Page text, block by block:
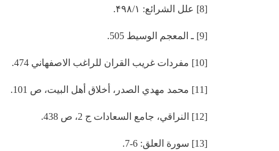
[8] علل الشرائع: ۴۹۸/۱.
[9] ـ المعجم الوسيط 505.
[10] مفردات غريب القران للراغب الاصفهاني 474.
[11] محمد مهدي الصدر، أخلاق أهل البيت، ص 101.
[12] النراقي، جامع السعادات ج 2، ص 438.
[13] سورة العلق: 6-7.